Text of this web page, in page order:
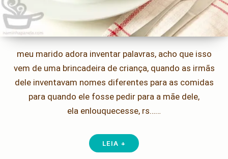
meu marido adora inventar palavras, acho que isso
vem de uma brincadeira de criança, quando as irmãs
dele inventavam nomes diferentes para as comidas
para quando ele fosse pedir para a mãe dele,
ela enlouquecesse, rs……
LEIA +